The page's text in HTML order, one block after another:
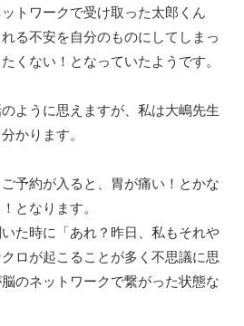
トワークで受け取った太郎くん
る不安を自分のものにしてしまっ
くない！となっていたようです。
ように思えますが、私は大嶋先生
かります。
予約が入ると、胃が痛い！とかな
となります。
た時に「あれ？昨日、私もそれや
ロが起こることが多く不思議に思
のネットワークで繋がった状態な